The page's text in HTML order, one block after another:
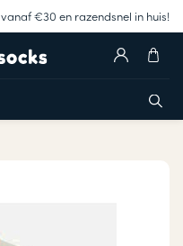
vanaf €30 en razendsnel in huis!